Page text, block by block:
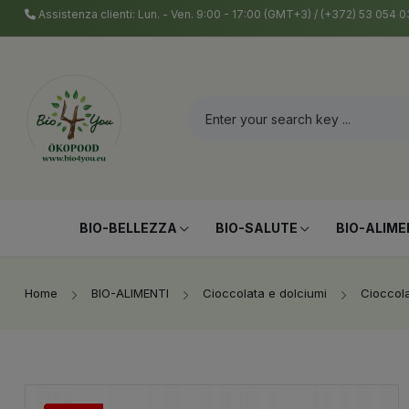
Assistenza clienti: Lun. - Ven. 9:00 - 17:00 (GMT+3) / (+372) 53 054
BIO-BELLEZZA BIO-SALUTE BIO-
Home BIO-ALIMENTI Cioccolata e dolciumi